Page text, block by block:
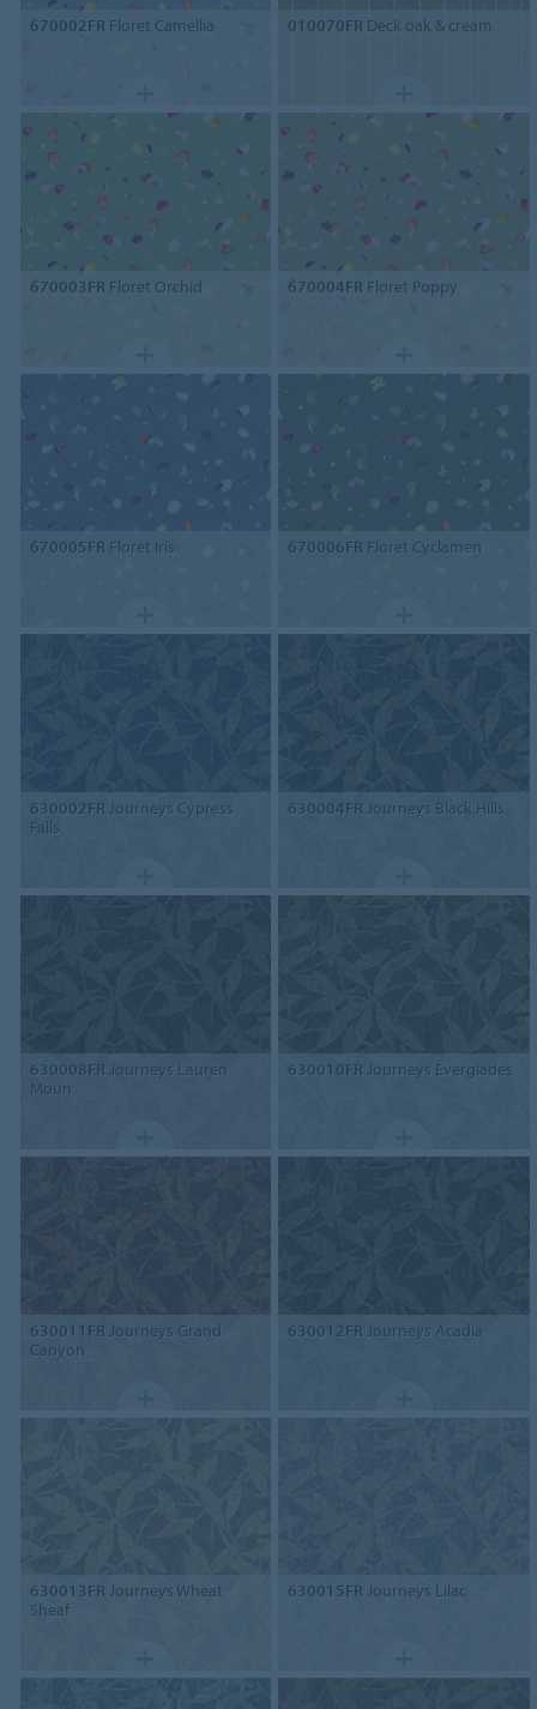
670002FR Floret Camellia 010070FR Deck oak & cream
670003FR Floret Orchid 670004FR Floret Poppy
670005FR Floret Iris 670006FR Floret Cyclamen
630002FR Journeys Cypress
Falls
630004FR Journeys Black Hills
630008FR Journeys Lauren
Moun.
630010FR Journeys Everglades
630011FR Journeys Grand
Canyon
630012FR Journeys Acadia
630013FR Journeys Wheat
Sheaf
630015FR Journeys Lilac